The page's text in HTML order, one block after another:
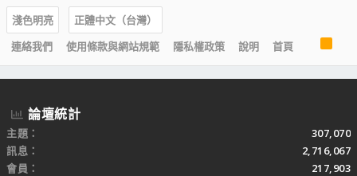
淺色明亮
正體中文（台灣）
連絡我們
使用條款與網站規範 隱私權政策 說明 首頁
S
論壇統計
主題
307,070
訊息
2,716,067
會員
217,903